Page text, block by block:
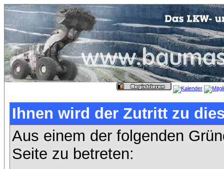
Ihnen wird der Zutritt zu
Aus einem der folgenden
Seite zu betreten: